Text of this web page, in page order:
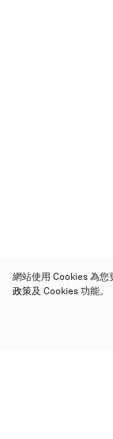
網站使用 Cookies 為您
政策及 Cookies 功能。